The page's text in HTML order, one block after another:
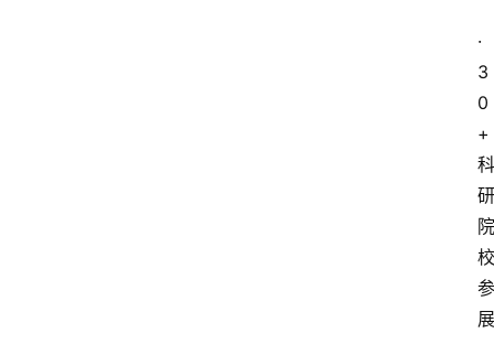
·
3
0
+
科
研
院
校
参
展